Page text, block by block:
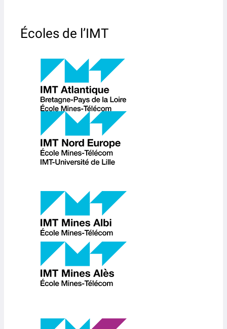
Écoles de l’IMT